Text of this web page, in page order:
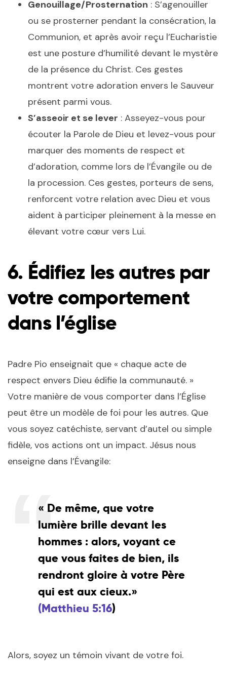
Genouillage/Prosternation : S’agenouiller
ou se prosterner pendant la consécration, la
Communion, et après avoir reçu l’Eucharistie
est une posture d’humilité devant le mystère
de la présence du Christ. Ces gestes
montrent votre adoration envers le Sauveur
présent parmi vous.
S’asseoir et se lever : Asseyez-vous pour
écouter la Parole de Dieu et levez-vous pour
marquer des moments de respect et
d’adoration, comme lors de l’Évangile ou de
la procession. Ces gestes, porteurs de sens,
renforcent votre relation avec Dieu et vous
aident à participer pleinement à la messe en
élevant votre cœur vers Lui.
6. Édifiez les autres par
votre comportement
dans l’église
Padre Pio enseignait que « chaque acte de
respect envers Dieu édifie la communauté. »
Votre manière de vous comporter dans l’Église
peut être un modèle de foi pour les autres. Que
vous soyez catéchiste, servant d’autel ou simple
fidèle, vos actions ont un impact. Jésus nous
enseigne dans l’Évangile:
« De même, que votre
lumière brille devant les
hommes : alors, voyant ce
que vous faites de bien, ils
rendront gloire à votre Père
qui est aux cieux.»
(Matthieu 5:16)
Alors, soyez un témoin vivant de votre foi.